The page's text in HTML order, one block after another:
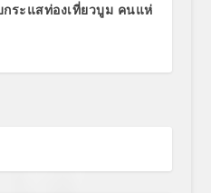
ระแสท่องเที่ยวบูม คนแห่